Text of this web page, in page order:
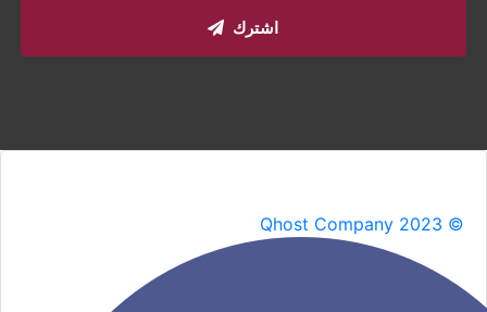
اشترك
Qhost Company 2023 ©